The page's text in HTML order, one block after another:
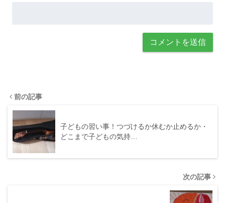
前の記事
子どもの習い事！つづけるか休むか止めるか・
どこまで子どもの気持…
次の記事